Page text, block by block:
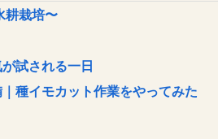
耕栽培〜
試される一日
種イモカット作業をやってみた